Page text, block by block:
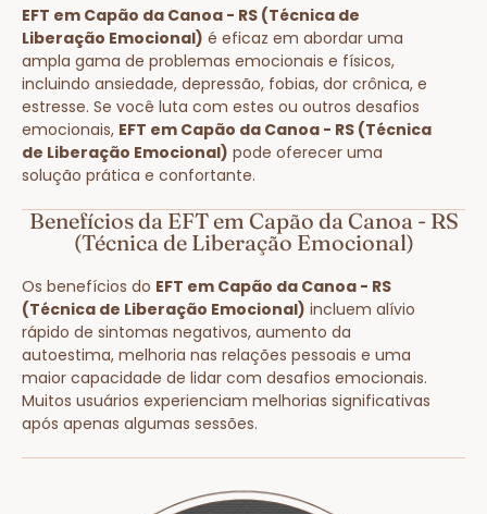
EFT em Capão da Canoa - RS (Técnica de
Liberação Emocional) é eficaz em abordar uma
ampla gama de problemas emocionais e físicos,
incluindo ansiedade, depressão, fobias, dor crônica, e
estresse. Se você luta com estes ou outros desafios
emocionais, EFT em Capão da Canoa - RS (Técnica
de Liberação Emocional) pode oferecer uma
solução prática e confortante.
Benefícios da EFT em Capão da Canoa - RS
(Técnica de Liberação Emocional)
Os benefícios do EFT em Capão da Canoa - RS
(Técnica de Liberação Emocional) incluem alívio
rápido de sintomas negativos, aumento da
autoestima, melhoria nas relações pessoais e uma
maior capacidade de lidar com desafios emocionais.
Muitos usuários experienciam melhorias significativas
após apenas algumas sessões.